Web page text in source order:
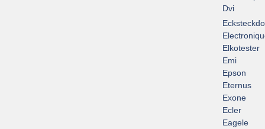
Dvi
Elkotester
Emi
Epson
Eternus
Exone
Ecler
Eagele